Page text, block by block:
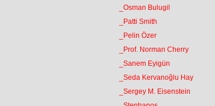
_Osman Bulugil
_Patti Smith
_Pelin Özer
_Prof. Norman Cherry
_Sanem Eyigün
_Seda Kervanoğlu Hay
_Sergey M. Eisenstein